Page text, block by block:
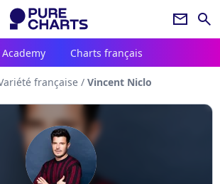
newsletter search
Charts français
française / Vincent Niclo